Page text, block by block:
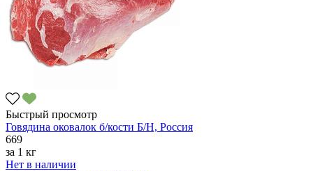
Быстрый просмотр
Говядина оковалок б/кости Б/Н, Россия
669
за 1 кг
Нет в наличии